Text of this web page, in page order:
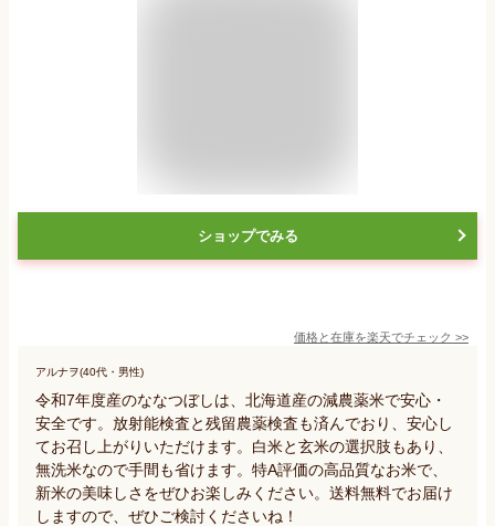
ショップでみる
価格と在庫を楽天でチェック >>
アルナヲ(40代・男性)
令和7年度産のななつぼしは、北海道産の減農薬米で安心・
安全です。放射能検査と残留農薬検査も済んでおり、安心し
てお召し上がりいただけます。白米と玄米の選択肢もあり、
無洗米なので手間も省けます。特A評価の高品質なお米で、
新米の美味しさをぜひお楽しみください。送料無料でお届け
しますので、ぜひご検討くださいね！